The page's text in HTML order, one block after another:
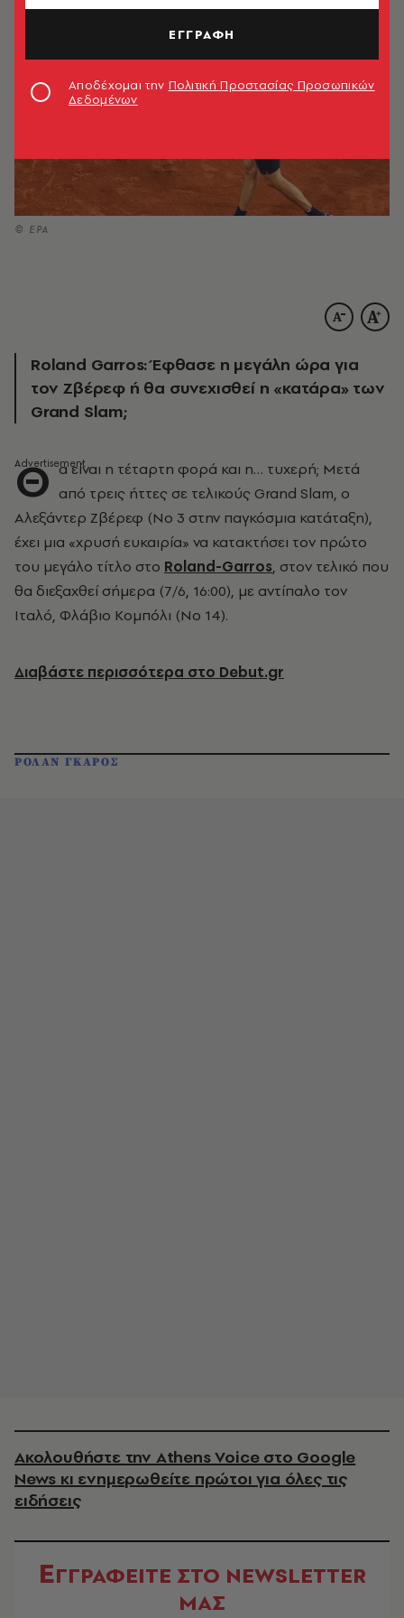
© EPA
Roland Garros: Έφθασε η μεγάλη ώρα για
τον Ζβέρεφ ή θα συνεχισθεί η «κατάρα» των
Grand Slam;
Θ α είναι η τέταρτη φορά και η… τυχερή; Μετά
από τρεις ήττες σε τελικούς Grand Slam, ο
Αλεξάντερ Ζβέρεφ (Νο 3 στην παγκόσμια κατάταξη),
έχει μια «χρυσή ευκαιρία» να κατακτήσει τον πρώτο
του μεγάλο τίτλο στο Roland-Garros, στον τελικό που
θα διεξαχθεί σήμερα (7/6, 16:00), με αντίπαλο τον
Ιταλό, Φλάβιο Κομπόλι (Νο 14).
Διαβάστε περισσότερα στο Debut.gr
ΡΟΛΑΝ ΓΚΑΡΟΣ
Ακολουθήστε την Athens Voice στο Google
News κι ενημερωθείτε πρώτοι για όλες τις
ειδήσεις
ΕΓΓΡΑΦΕΙΤΕ ΣΤΟ NEWSLETTER
ΜΑΣ
ΕΓΓΡΑΦΗ
Αποδέχομαι την Πολιτική Προστασίας Προσωπικών
Δεδομένων